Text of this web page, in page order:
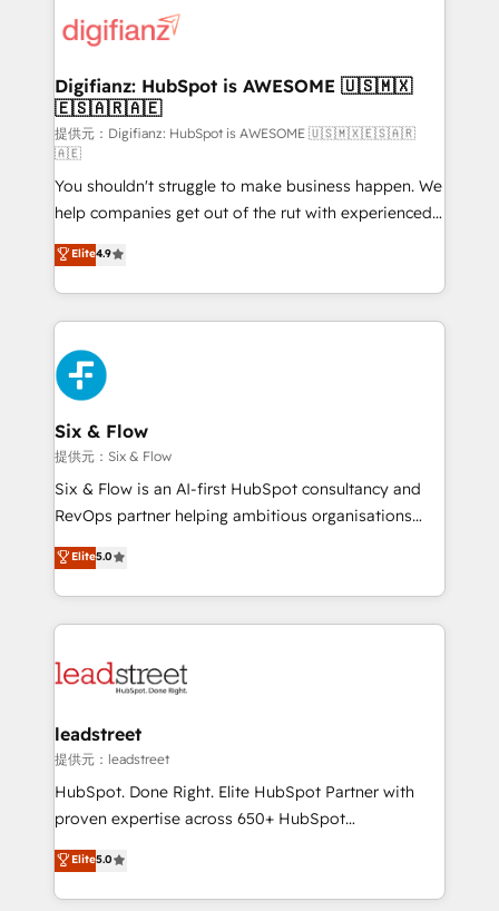
supercharge revenue operations Key services: • CRM
Transformation / Web Development • RevOps &
Sales Consulting • Marketing Automation What
makes us different? 🚀 Top 0.5% of global HubSpot
agencies ⚙️ The strongest technical ability and
integration capabilities 💼 Consultative, long-term
partners who will embed ourselves into your
business, processes and systems 🏢 We specialise in
working with mid-market and enterprise
organisations, global organisations and those with
complex use cases 🏆 CRM Implementation,
Platform Enablement, Custom Integration and
Onboarding Accredited 🔐 ISO27001 & ISO9001
Certified
Digifianz: HubSpot is AWESOME 🇺🇸🇲🇽
🇪🇸🇦🇷🇦🇪
提供元：Digifianz: HubSpot is AWESOME 🇺🇸🇲🇽🇪🇸🇦🇷
🇦🇪
You shouldn't struggle to make business happen. We
help companies get out of the rut with experienced,
process-oriented teams implementing HubSpot
Marketing, Sales, Service, CMS and Operations Hub,
so selling and actually engaging with your customers
feels easy and pain-free. We are a top ranked
HubSpot Elite Partner, winner of Rookie of the Year
and Customer First Awards, 4.9/5 rating in HubSpot
Reviews and 4.9/5 rating in Clutch Reviews. Digifianz
helps the following industries: logistics & 3PL, home
improvement & construction, branding and
commercialization, real estate, health, education,
SaaS, Software Dev & IT and consulting, make the
the United States, EU, UAE, Mexico and Latin
America. From casual user to super fan: make
Elite4.9
Six & Flow
提供元：Six & Flow
Six & Flow is an AI-first HubSpot consultancy and
RevOps partner helping ambitious organisations
grow with clarity, confidence, and intelligence.
Operating across the UK, Netherlands, Ireland, and
Canada, we’ve delivered thousands of successful
HubSpot projects for mid-market and enterprise
combine HubSpot, data, and AI to design connected
and technology for predictable, scalable revenue
growth. Our expertise spans RevOps, CRM and data
architecture, AI enablement, and strategic marketing,
delivered through our proprietary FLAIR framework
Partner and ISO 27001:2022 certified consultancy,
we blend strategy, creativity, and technology to help
Elite5.0
leadstreet
提供元：leadstreet
HubSpot. Done Right. Elite HubSpot Partner with
proven expertise across 650+ HubSpot
implementations. With 12+ years of HubSpot
experience, we help you use the HubSpot platform
to its fullest capacity, improve your current HubSpot
Elite5.0